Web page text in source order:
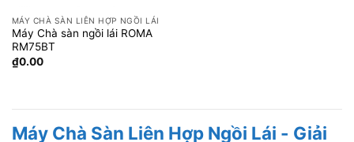
MÁY CHÀ SÀN LIÊN HỢP NGỒI LÁI
Máy Chà sàn ngồi lái ROMA
RM75BT
₫0.00
Máy Chà Sàn Liên Hợp Ngồi Lái - Giải